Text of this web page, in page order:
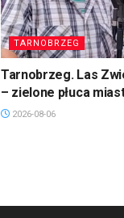
TARNOBRZEG
Tarnobrzeg. Las
– zielone płuca
2026-08-06